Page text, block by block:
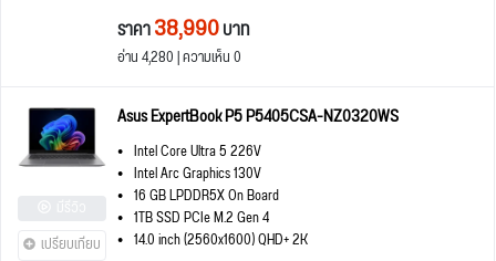
ราคา38,990บาท
อ่าน 4,280 | ความเห็น 0
เปรียบเทียบ
Asus ExpertBook P5 P5405CSA-NZ0320WS
Intel Core Ultra 5 226V
Intel Arc Graphics 130V
16 GB LPDDR5X On Board
1TB SSD PCIe M.2 Gen 4
14.0 inch (2560x1600) QHD+ 2K